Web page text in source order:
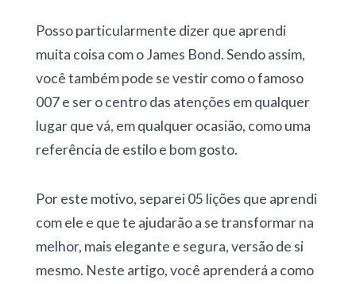
Posso particularmente dizer que aprendi
muita coisa com o James Bond. Sendo assim,
você também pode se vestir como o famoso
007 e ser o centro das atenções em qualquer
lugar que vá, em qualquer ocasião, como uma
referência de estilo e bom gosto.
Por este motivo, separei 05 lições que aprendi
com ele e que te ajudarão a se transformar na
melhor, mais elegante e segura, versão de si
mesmo. Neste artigo, você aprenderá a como